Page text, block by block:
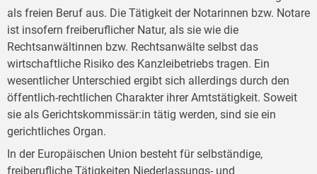
als freien Beruf aus. Die Tätigkeit der Notarinnen bzw. Notare
ist insofern freiberuflicher Natur, als sie wie die
Rechtsanwältinnen bzw. Rechtsanwälte selbst das
wirtschaftliche Risiko des Kanzleibetriebs tragen. Ein
wesentlicher Unterschied ergibt sich allerdings durch den
öffentlich-rechtlichen Charakter ihrer Amtstätigkeit. Soweit
sie als Gerichtskommissär:in tätig werden, sind sie ein
gerichtliches Organ.
In der Europäischen Union besteht für selbständige,
freiberufliche Tätigkeiten Niederlassungs- und